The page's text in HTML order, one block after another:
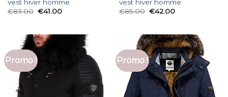
vest hiver homme
€83.00 €41.00
vest hiver homme
€85.00 €42.00
Promo ! Promo !